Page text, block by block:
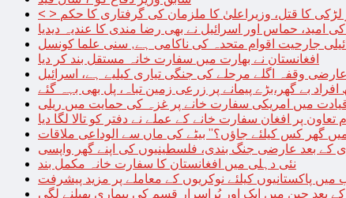
لڑکی کا قتل، وزیراعلیٰ کا ملزمان کی گرفتاری کا حکم
امید، حماس اور اسرائیل نے بھی رضا مندی کا عندیہ دیدیا
جارحیت اقوام متحدہ کی ناکامی ہے, سنی علما کونسل
افغانستان نے بھارت میں سفارت خانہ مستقل بند کر دیا
عارضی وقفہ اگلے مرحلے کی جنگی تیاری کیلیے ہے، اسرائیل
میں امریکی سفارت خانے پر غزہ کی حمایت میں ریلی
تعاون پر افغان سفارت خانے کے عملے نے دفتر کو تالا لگا دیا
گھر کس کیلئے جاؤں؟” بیٹے کی ماں سے الوداعی ملاقات
نئی دہلی میں افغانستان کا سفارت خانہ مکمل بند
پاکستانیوں کیلئے نوکریوں کے معاملے پر مزید پیشرفت